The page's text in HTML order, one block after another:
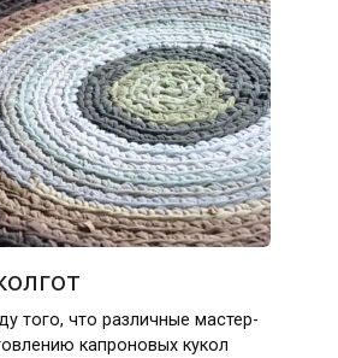
того, что различные мастер-
капроновых кукол